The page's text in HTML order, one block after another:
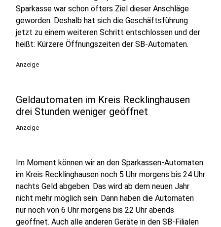
Sparkasse war schon öfters Ziel dieser Anschläge
geworden. Deshalb hat sich die Geschäftsführung
jetzt zu einem weiteren Schritt entschlossen und der
heißt: Kürzere Öffnungszeiten der SB-Automaten.
Anzeige
Geldautomaten im Kreis Recklinghausen
drei Stunden weniger geöffnet
Anzeige
Im Moment können wir an den Sparkassen-Automaten
im Kreis Recklinghausen noch 5 Uhr morgens bis 24 Uhr
nachts Geld abgeben. Das wird ab dem neuen Jahr
nicht mehr möglich sein. Dann haben die Automaten
nur noch von 6 Uhr morgens bis 22 Uhr abends
geöffnet. Auch alle anderen Geräte in den SB-Filialen